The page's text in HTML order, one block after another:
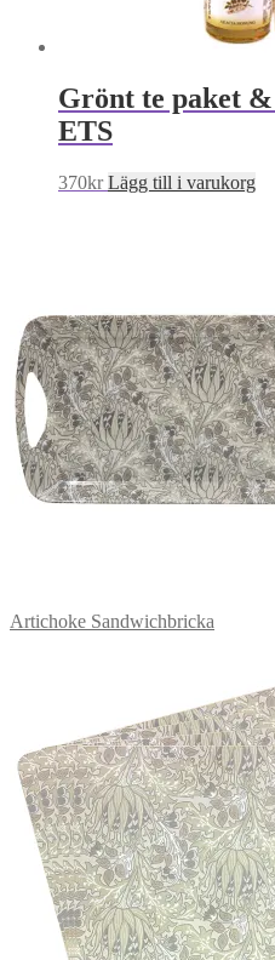
Grönt te paket
ETS
370kr Lägg till i varukorg
Artichoke Sandwichbricka